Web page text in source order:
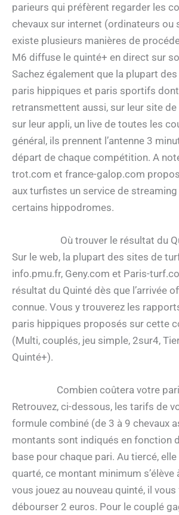
parieurs qui préfèrent regarder les
chevaux sur internet (ordinateurs ou
existe plusieurs manières de
M6 diffuse le quinté+ en direct sur
Sachez également que la plupart
paris hippiques et paris sportifs
retransmettent aussi, sur leur site
sur leur appli, un live de toutes les
général, ils prennent l’antenne 3
départ de chaque compétition. A
trot.com et france-galop.com
aux turfistes un service de
certains hippodromes.
Où trouver le résultat du
Sur le web, la plupart des sites de
info.pmu.fr, Geny.com et Paris-
résultat du Quinté dès que l’arrivée
connue. Vous y trouverez les
paris hippiques proposés sur cette
(Multi, couplés, jeu simple, 2sur4,
Quinté+).
Combien coûtera votre
Retrouvez, ci-dessous, les tarifs de
formule combiné (de 3 à 9 chevaux
montants sont indiqués en fonction
base pour chaque pari. Au tiercé,
quarté, ce montant minimum s’élève
vous jouez au nouveau quinté, il
débourser 2 euros. Pour le couplé